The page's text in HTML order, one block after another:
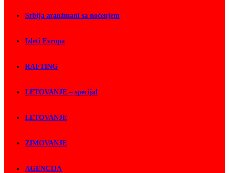
Srbija aranžmani sa noćenjem
Izleti Evropa
RAFTING
LETOVANJE – specijal
LETOVANJE
ZIMOVANJE
AGENCIJA